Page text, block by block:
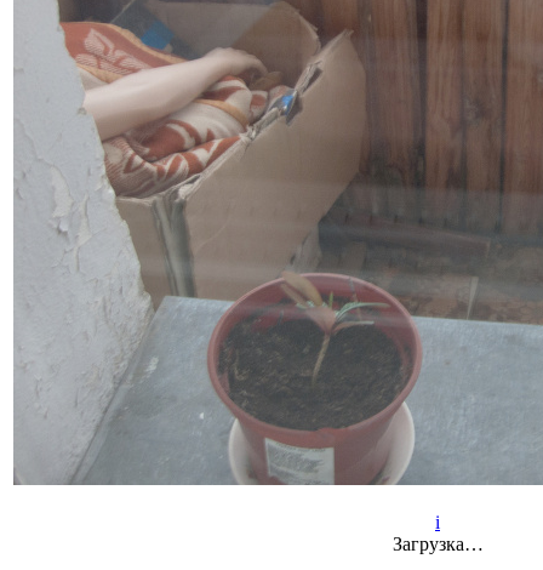
i
Загрузка…